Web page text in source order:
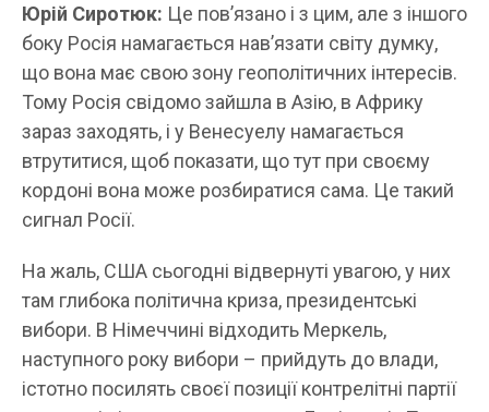
Юрій Сиротюк: Це пов’язано і з цим, але з іншого
боку Росія намагається нав’язати світу думку,
що вона має свою зону геополітичних інтересів.
Тому Росія свідомо зайшла в Азію, в Африку
зараз заходять, і у Венесуелу намагається
втрутитися, щоб показати, що тут при своєму
кордоні вона може розбиратися сама. Це такий
сигнал Росії.
На жаль, США сьогодні відвернуті увагою, у них
там глибока політична криза, президентські
вибори. В Німеччині відходить Меркель,
наступного року вибори – прийдуть до влади,
істотно посилять своєї позиції контрелітні партії